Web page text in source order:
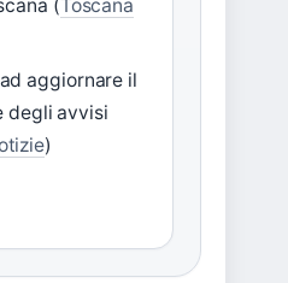
(Toscana
aggiornare il
degli avvisi
)